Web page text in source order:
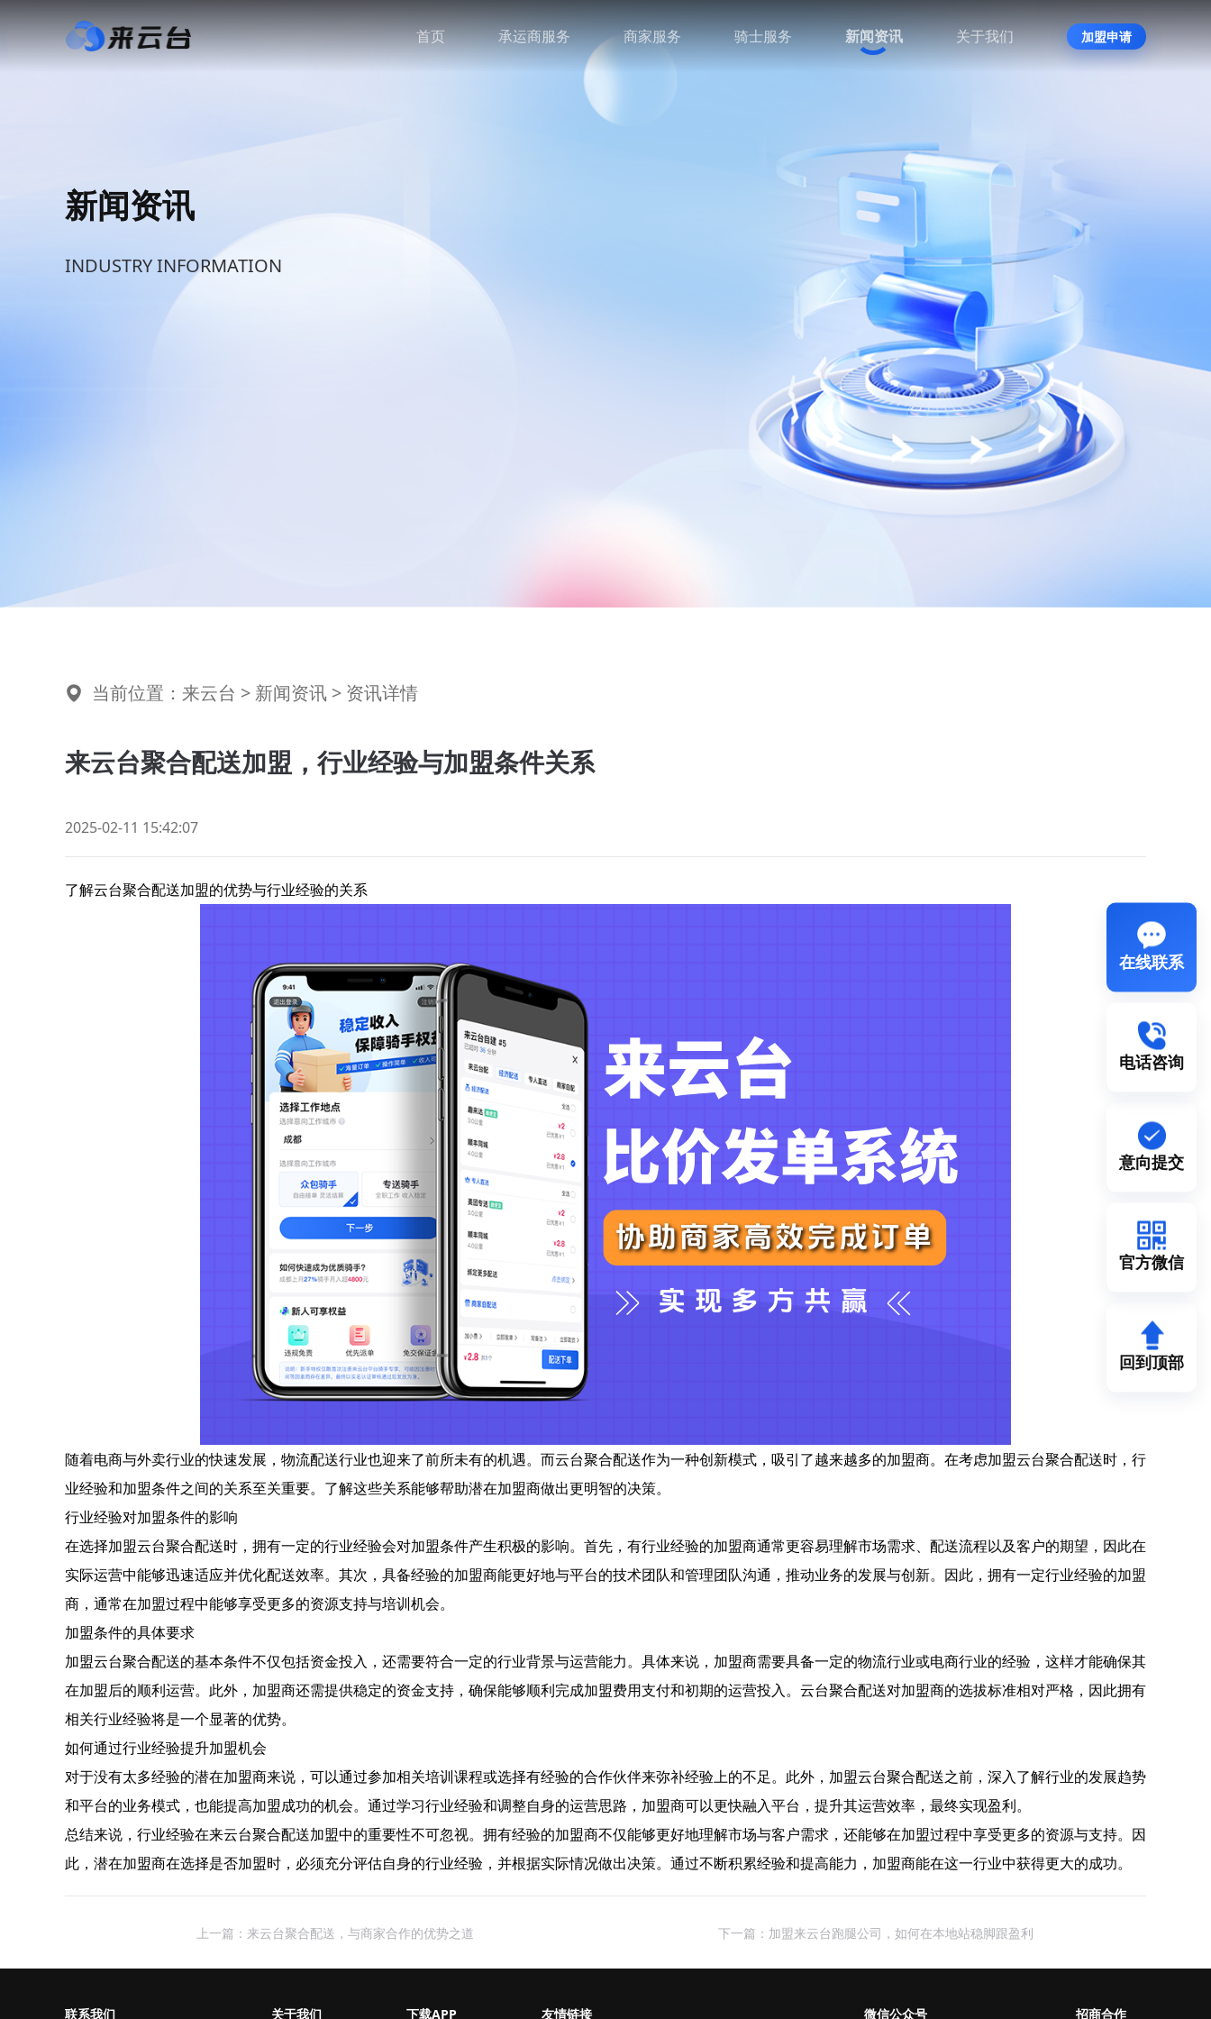
首页 承运商服务 商家服务 骑士服务 新闻资讯 关于我们 加盟申请
新闻资讯
INDUSTRY INFORMATION
当前位置： 来云台 > 新闻资讯 > 资讯详情
来云台聚合配送加盟，行业经验与加盟条件关系
2025-02-11 15:42:07
了解云台聚合配送加盟的优势与行业经验的关系
随着电商与外卖行业的快速发展，物流配送行业也迎来了前所未有的机遇。而云台聚合配送作为一种创新模式，吸引了越来越多的加盟商。在考虑加盟云台聚合配送时，行
业经验和加盟条件之间的关系至关重要。了解这些关系能够帮助潜在加盟商做出更明智的决策。
行业经验对加盟条件的影响
在选择加盟云台聚合配送时，拥有一定的行业经验会对加盟条件产生积极的影响。首先，有行业经验的加盟商通常更容易理解市场需求、配送流程以及客户的期望，因此在
实际运营中能够迅速适应并优化配送效率。其次，具备经验的加盟商能更好地与平台的技术团队和管理团队沟通，推动业务的发展与创新。因此，拥有一定行业经验的加盟
商，通常在加盟过程中能够享受更多的资源支持与培训机会。
加盟条件的具体要求
加盟云台聚合配送的基本条件不仅包括资金投入，还需要符合一定的行业背景与运营能力。具体来说，加盟商需要具备一定的物流行业或电商行业的经验，这样才能确保其
在加盟后的顺利运营。此外，加盟商还需提供稳定的资金支持，确保能够顺利完成加盟费用支付和初期的运营投入。云台聚合配送对加盟商的选拔标准相对严格，因此拥有
相关行业经验将是一个显著的优势。
如何通过行业经验提升加盟机会
对于没有太多经验的潜在加盟商来说，可以通过参加相关培训课程或选择有经验的合作伙伴来弥补经验上的不足。此外，加盟云台聚合配送之前，深入了解行业的发展趋势
和平台的业务模式，也能提高加盟成功的机会。通过学习行业经验和调整自身的运营思路，加盟商可以更快融入平台，提升其运营效率，最终实现盈利。
总结来说，行业经验在来云台聚合配送加盟中的重要性不可忽视。拥有经验的加盟商不仅能够更好地理解市场与客户需求，还能够在加盟过程中享受更多的资源与支持。因
此，潜在加盟商在选择是否加盟时，必须充分评估自身的行业经验，并根据实际情况做出决策。通过不断积累经验和提高能力，加盟商能在这一行业中获得更大的成功。
上一篇：来云台聚合配送，与商家合作的优势之道 下一篇：加盟来云台跑腿公司，如何在本地站稳脚跟盈利
在线联系
电话咨询
意向提交
官方微信
回到顶部
联系我们 关于我们 下载APP 友情链接 微信公众号 招商合作